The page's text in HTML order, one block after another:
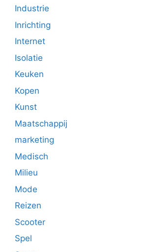
Industrie
Inrichting
Internet
Isolatie
Keuken
Kopen
Kunst
Maatschappij
marketing
Medisch
Milieu
Mode
Reizen
Scooter
Spel